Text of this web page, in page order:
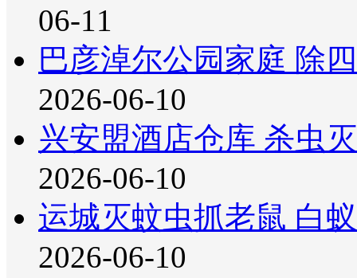
06-11
巴彦淖尔公园家庭 除
2026-06-10
兴安盟酒店仓库 杀虫
2026-06-10
运城灭蚊虫抓老鼠 白
2026-06-10